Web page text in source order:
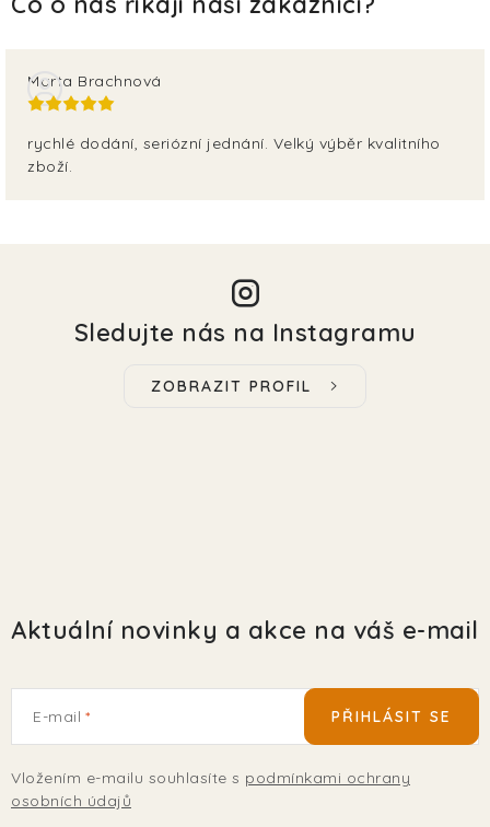
Marta Brachnová
rychlé dodání, seriózní jednání. Velký výběr kvalitního
zboží.
Sledujte nás na Instagramu
ZOBRAZIT PROFIL
Aktuální novinky a akce na váš e-mail
E-mail
Vložením e-mailu souhlasíte s podmínkami ochrany
osobních údajů
PŘIHLÁSIT SE